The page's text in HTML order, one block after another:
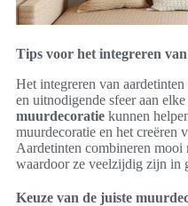
Tips voor het integreren
Het integreren van
en uitnodigende sfeer aan
muurdecoratie kunnen
muurdecoratie en het creëren
Aardetinten combineren mooi
waardoor ze veelzijdig zijn in
Keuze van de juiste